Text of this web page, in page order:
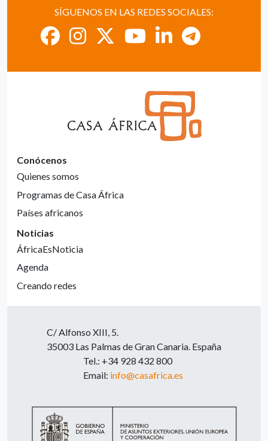
SÍGUENOS EN LAS REDES SOCIALES:
Conócenos
Quienes somos
Programas de Casa África
Países africanos
Noticias
ÁfricaEsNoticia
Agenda
Creando redes
C/ Alfonso XIII, 5.
35003 Las Palmas de Gran Canaria. España
Tel.: +34 928 432 800
Email: info@casafrica.es